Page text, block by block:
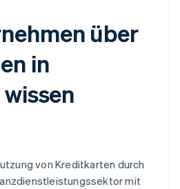
über
in
von Kreditkarten durch
mit